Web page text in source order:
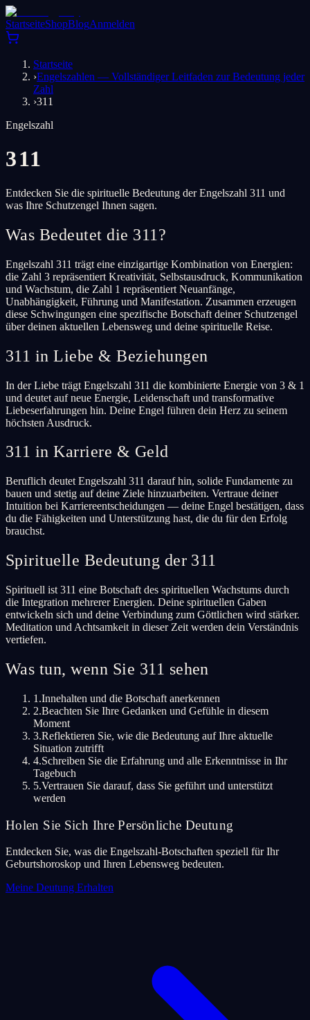
StartseiteShopBlogAnmelden
Startseite
›Engelszahlen — Vollständiger Leitfaden zur Bedeutung jeder
Zahl
›311
Engelszahl
311
Entdecken Sie die spirituelle Bedeutung der Engelszahl 311 und
was Ihre Schutzengel Ihnen sagen.
Was Bedeutet die 311?
Engelszahl 311 trägt eine einzigartige Kombination von Energien:
die Zahl 3 repräsentiert Kreativität, Selbstausdruck, Kommunikation
und Wachstum, die Zahl 1 repräsentiert Neuanfänge,
Unabhängigkeit, Führung und Manifestation. Zusammen erzeugen
diese Schwingungen eine spezifische Botschaft deiner Schutzengel
über deinen aktuellen Lebensweg und deine spirituelle Reise.
311 in Liebe & Beziehungen
In der Liebe trägt Engelszahl 311 die kombinierte Energie von 3 & 1
und deutet auf neue Energie, Leidenschaft und transformative
Liebeserfahrungen hin. Deine Engel führen dein Herz zu seinem
höchsten Ausdruck.
311 in Karriere & Geld
Beruflich deutet Engelszahl 311 darauf hin, solide Fundamente zu
bauen und stetig auf deine Ziele hinzuarbeiten. Vertraue deiner
Intuition bei Karriereentscheidungen — deine Engel bestätigen, dass
du die Fähigkeiten und Unterstützung hast, die du für den Erfolg
brauchst.
Spirituelle Bedeutung der 311
Spirituell ist 311 eine Botschaft des spirituellen Wachstums durch
die Integration mehrerer Energien. Deine spirituellen Gaben
entwickeln sich und deine Verbindung zum Göttlichen wird stärker.
Meditation und Achtsamkeit in dieser Zeit werden dein Verständnis
vertiefen.
Was tun, wenn Sie 311 sehen
1.Innehalten und die Botschaft anerkennen
2.Beachten Sie Ihre Gedanken und Gefühle in diesem
Moment
3.Reflektieren Sie, wie die Bedeutung auf Ihre aktuelle
Situation zutrifft
4.Schreiben Sie die Erfahrung und alle Erkenntnisse in Ihr
Tagebuch
5.Vertrauen Sie darauf, dass Sie geführt und unterstützt
werden
Holen Sie Sich Ihre Persönliche Deutung
Entdecken Sie, was die Engelszahl-Botschaften speziell für Ihr
Geburtshoroskop und Ihren Lebensweg bedeuten.
Meine Deutung Erhalten